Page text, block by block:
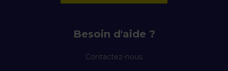
Besoin d'aide ?
Contactez-nous